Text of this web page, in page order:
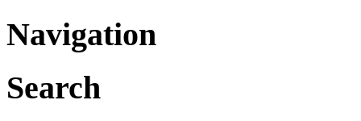
Navigation
Search